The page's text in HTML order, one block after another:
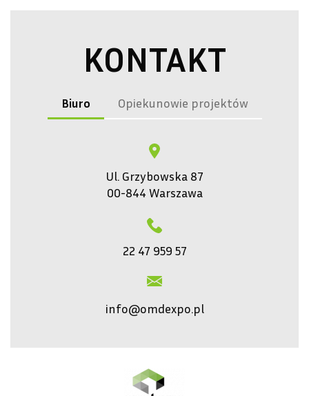
KONTAKT
Biuro Opiekunowie projektów
Ul. Grzybowska 87
00-844 Warszawa
22 47 959 57
info@omdexpo.pl